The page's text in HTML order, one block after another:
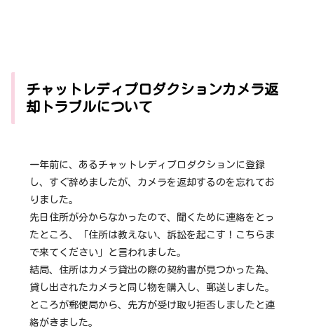
チャットレディプロダクションカメラ返
却トラブルについて
一年前に、あるチャットレディプロダクションに登録
し、すぐ辞めましたが、カメラを返却するのを忘れてお
りました。
先日住所が分からなかったので、聞くために連絡をとっ
たところ、「住所は教えない、訴訟を起こす！こちらま
で来てください」と言われました。
結局、住所はカメラ貸出の際の契約書が見つかった為、
貸し出されたカメラと同じ物を購入し、郵送しました。
ところが郵便局から、先方が受け取り拒否しましたと連
絡がきました。